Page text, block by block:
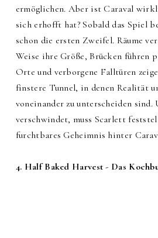
ermöglichen. Aber ist Caraval
sich erhofft hat? Sobald das Spiel
schon die ersten Zweifel. Räume
Weise ihre Größe, Brücken führen
Orte und verborgene Falltüren
finstere Tunnel, in denen Realität
voneinander zu unterscheiden
verschwindet, muss Scarlett
furchtbares Geheimnis hinter
4. Half Baked Harvest - Das